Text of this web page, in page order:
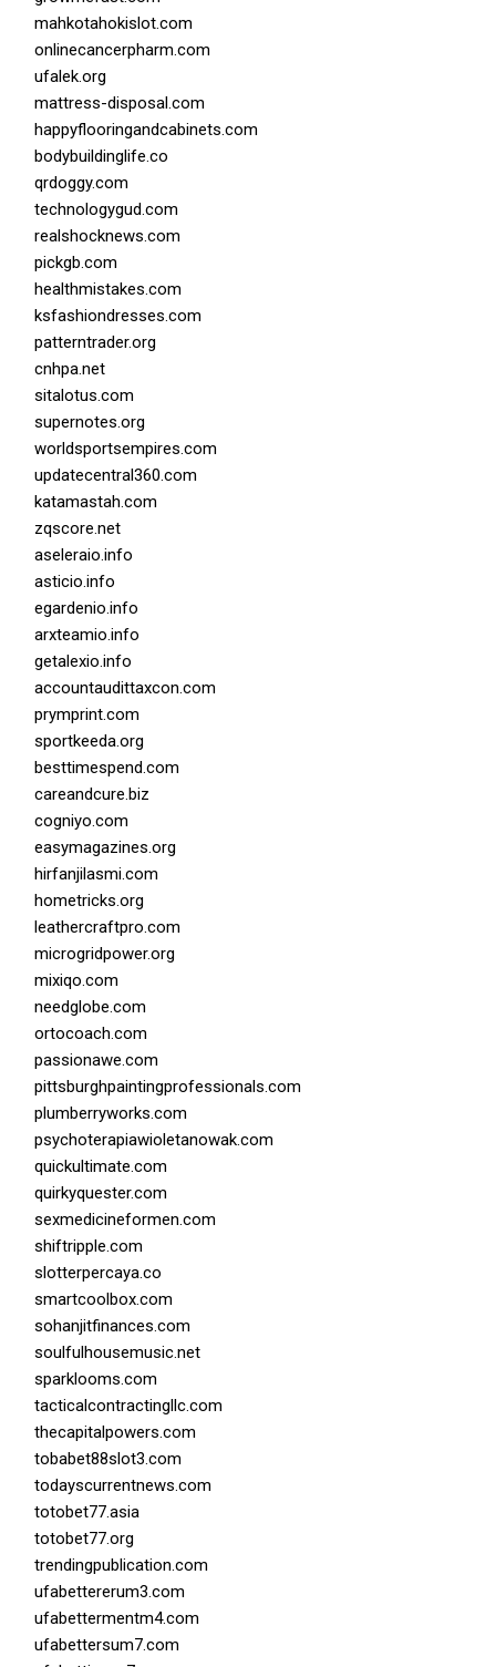
mahkotahokislot.com
onlinecancerpharm.com
ufalek.org
mattress-disposal.com
happyflooringandcabinets.com
bodybuildinglife.co
qrdoggy.com
technologygud.com
realshocknews.com
pickgb.com
healthmistakes.com
ksfashiondresses.com
patterntrader.org
cnhpa.net
sitalotus.com
supernotes.org
worldsportsempires.com
updatecentral360.com
katamastah.com
zqscore.net
aseleraio.info
asticio.info
egardenio.info
arxteamio.info
getalexio.info
accountaudittaxcon.com
prymprint.com
sportkeeda.org
besttimespend.com
careandcure.biz
cogniyo.com
easymagazines.org
hirfanjilasmi.com
hometricks.org
leathercraftpro.com
microgridpower.org
mixiqo.com
needglobe.com
ortocoach.com
passionawe.com
pittsburghpaintingprofessionals.com
plumberryworks.com
psychoterapiawioletanowak.com
quickultimate.com
quirkyquester.com
sexmedicineformen.com
shiftripple.com
slotterpercaya.co
smartcoolbox.com
sohanjitfinances.com
soulfulhousemusic.net
sparklooms.com
tacticalcontractingllc.com
thecapitalpowers.com
tobabet88slot3.com
todayscurrentnews.com
totobet77.asia
totobet77.org
trendingpublication.com
ufabettererum3.com
ufabettermentm4.com
ufabettersum7.com